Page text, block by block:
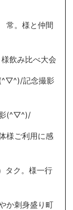
常。様と仲間
飲み比べ大会
記念撮影
影(^▽^)/
様ご利用に感
タク。様一行
か刺身盛り町